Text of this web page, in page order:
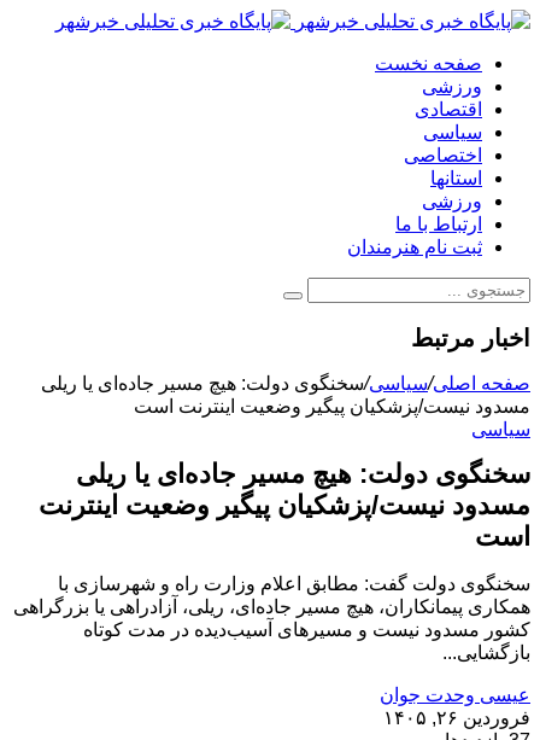
صفحه نخست
ورزشی
اقتصادی
سیاسی
اختصاصی
استانها
ورزشی
ارتباط با ما
ثبت نام هنرمندان
اخبار مرتبط
صفحه اصلی/سیاسی/سخنگوی دولت: هیچ مسیر جاده‌ای یا ریلی
مسدود نیست/پزشکیان پیگیر وضعیت اینترنت است
سیاسی
سخنگوی دولت: هیچ مسیر جاده‌ای یا ریلی
مسدود نیست/پزشکیان پیگیر وضعیت اینترنت
است
سخنگوی دولت گفت: مطابق اعلام وزارت راه و شهرسازی با
همکاری پیمانکاران، هیچ مسیر جاده‌ای، ریلی، آزادراهی یا بزرگراهی
کشور مسدود نیست و مسیرهای آسیب‌دیده در مدت کوتاه
بازگشایی...
عیسی وحدت جوان
فروردین ۲۶, ۱۴۰۵